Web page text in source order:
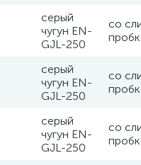
серый
чугун EN-
GJL-250
со
серый
чугун EN-
GJL-250
со
серый
чугун EN-
GJL-250
со